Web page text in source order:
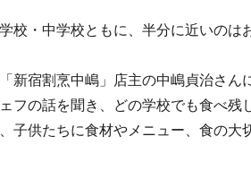
校・中学校ともに、半分に近いのは
新宿割烹中嶋」店主の中嶋貞治さん
フの話を聞き、どの学校でも食べ残
子供たちに食材やメニュー、食の大